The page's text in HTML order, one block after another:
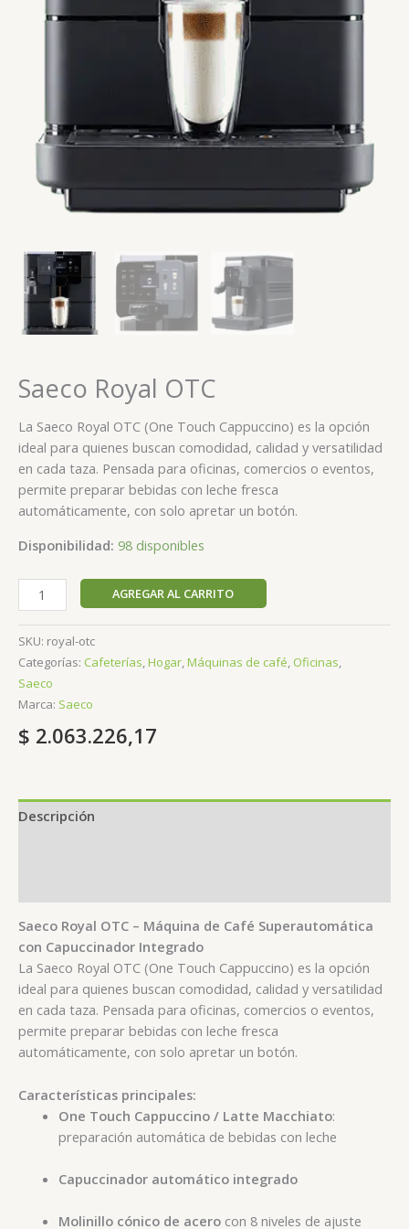
Saeco Royal OTC
La Saeco Royal OTC (One Touch Cappuccino) es la opción
ideal para quienes buscan comodidad, calidad y versatilidad
en cada taza. Pensada para oficinas, comercios o eventos,
permite preparar bebidas con leche fresca
automáticamente, con solo apretar un botón.
Disponibilidad: 98 disponibles
AGREGAR AL CARRITO
SKU: royal-otc
Categorías: Cafeterías,Hogar,Máquinas de café, Oficinas,
Saeco
Marca: Saeco
$ 2.063.226,17
Descripción
Saeco Royal OTC – Máquina de Café Superautomática
con Capuccinador Integrado
La Saeco Royal OTC (One Touch Cappuccino) es la opción
ideal para quienes buscan comodidad, calidad y versatilidad
en cada taza. Pensada para oficinas, comercios o eventos,
permite preparar bebidas con leche fresca
automáticamente, con solo apretar un botón.
Características principales:
One Touch Cappuccino / Latte Macchiato:
preparación automática de bebidas con leche
Capuccinador automático integrado
Molinillo cónico de acerocon 8 niveles de ajuste